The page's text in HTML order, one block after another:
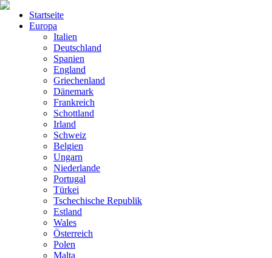
Startseite
Europa
Italien
Deutschland
Spanien
England
Griechenland
Dänemark
Frankreich
Schottland
Irland
Schweiz
Belgien
Ungarn
Niederlande
Portugal
Türkei
Tschechische Republik
Estland
Wales
Österreich
Polen
Malta